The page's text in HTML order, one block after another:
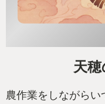
天
農作業をしながら